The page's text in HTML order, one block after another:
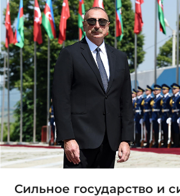
Сильное государство и